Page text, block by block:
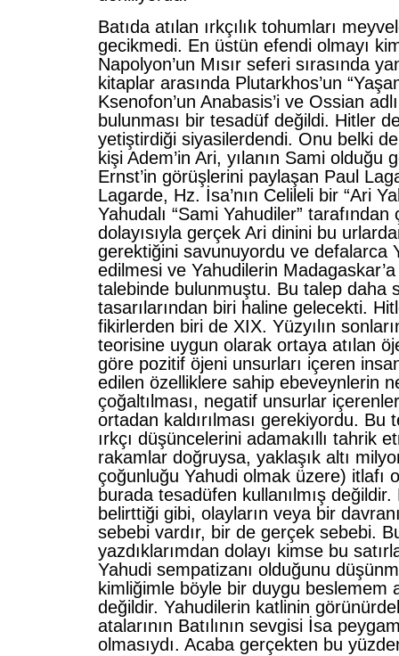
Batıda atılan ırkçılık tohumları
gecikmedi. En üstün efendi olmayı
Napolyon’un Mısır seferi sırasında
kitaplar arasında Plutarkhos’un
Ksenofon’un Anabasis’i ve Ossian
bulunması bir tesadüf değildi. Hitler
yetiştirdiği siyasilerdendi. Onu belki
kişi Adem’in Ari, yılanın Sami olduğu
Ernst’in görüşlerini paylaşan Paul
Lagarde, Hz. İsa’nın Celileli bir “Ari
Yahudalı “Sami Yahudiler”
dolayısıyla gerçek Ari dinini bu
gerektiğini savunuyordu ve defalarca
edilmesi ve Yahudilerin
talebinde bulunmuştu. Bu talep daha
tasarılarından biri haline gelecekti.
fikirlerden biri de XIX. Yüzyılın
teorisine uygun olarak ortaya atılan
göre pozitif öjeni unsurları içeren
edilen özelliklere sahip ebeveynlerin
çoğaltılması, negatif unsurlar
ortadan kaldırılması gerekiyordu. Bu
ırkçı düşüncelerini adamakıllı tahrik
rakamlar doğruysa, yaklaşık altı
çoğunluğu Yahudi olmak üzere) itlafı
burada tesadüfen kullanılmış
belirttiği gibi, olayların veya bir
sebebi vardır, bir de gerçek sebebi.
yazdıklarımdan dolayı kimse bu
Yahudi sempatizanı olduğunu
kimliğimle böyle bir duygu beslemem
değildir. Yahudilerin katlinin
atalarının Batılının sevgisi İsa
olmasıydı. Acaba gerçekten bu